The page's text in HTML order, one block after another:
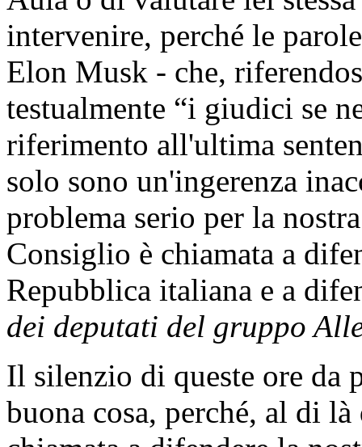
intervenire, perché le
Elon Musk - che,
testualmente “i giudici se
riferimento all'ultima
solo sono un'ingerenza
problema serio per la
Consiglio è chiamata a
Repubblica italiana e a
dei deputati del gruppo
Il silenzio di queste ore da
buona cosa, perché, al di